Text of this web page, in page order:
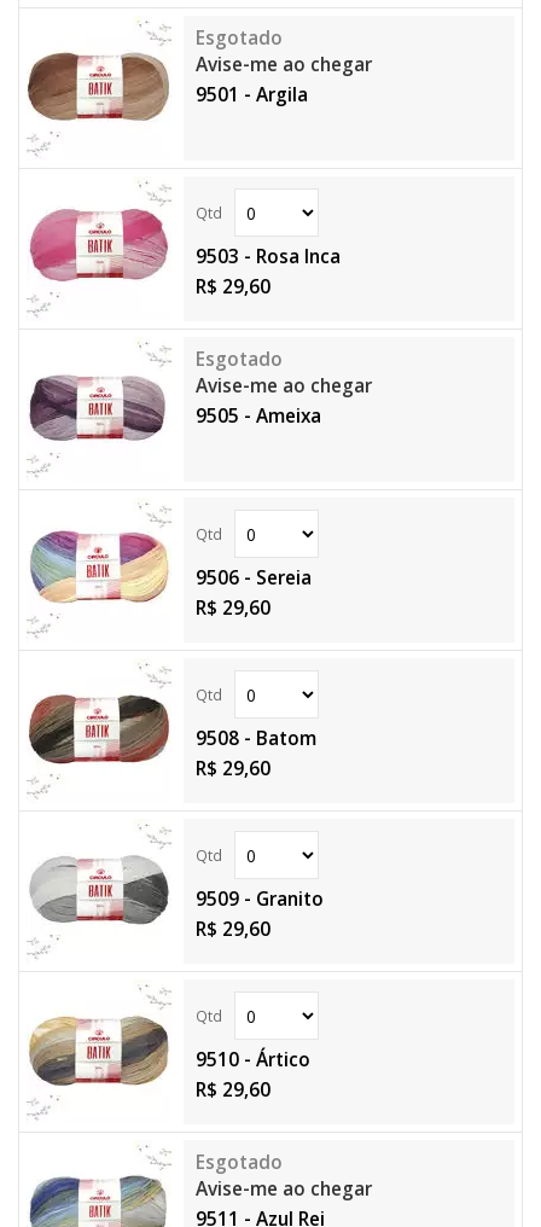
Avise-me ao chegar
9501 - Argila
9503 - Rosa Inca
R$ 29,60
Avise-me ao chegar
9505 - Ameixa
9506 - Sereia
R$ 29,60
9508 - Batom
R$ 29,60
9509 - Granito
R$ 29,60
9510 - Ártico
R$ 29,60
Avise-me ao chegar
9511 - Azul Rei